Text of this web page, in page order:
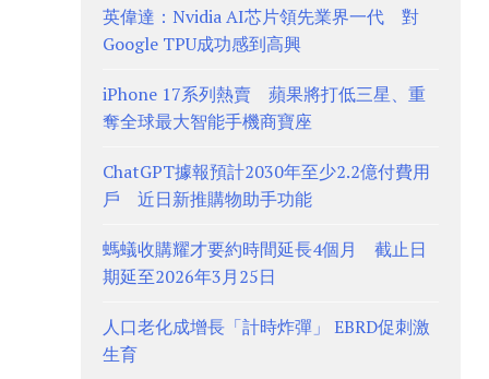
英偉達：Nvidia AI芯片領先業界一代 對
Google TPU成功感到高興
iPhone 17系列熱賣 蘋果將打低三星、重
奪全球最大智能手機商寶座
ChatGPT據報預計2030年至少2.2億付費用
戶 近日新推購物助手功能
螞蟻收購耀才要約時間延長4個月 截止日
期延至2026年3月25日
人口老化成增長「計時炸彈」 EBRD促刺激
生育